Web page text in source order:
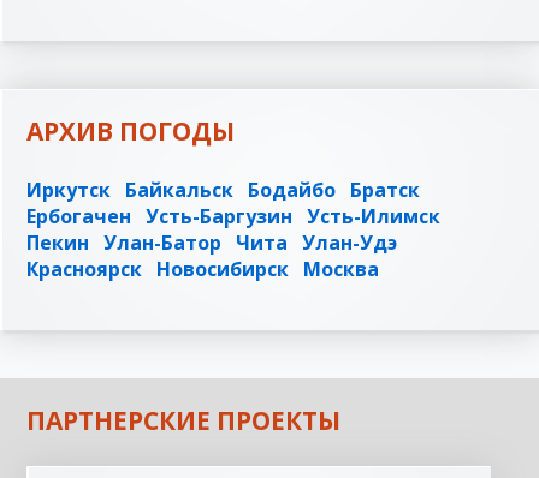
АРХИВ ПОГОДЫ
Иркутск Байкальск Бодайбо Братск
Ербогачен Усть-Баргузин Усть-Илимск
Пекин Улан-Батор Чита Улан-Удэ
Красноярск Новосибирск Москва
ПАРТНЕРСКИЕ ПРОЕКТЫ